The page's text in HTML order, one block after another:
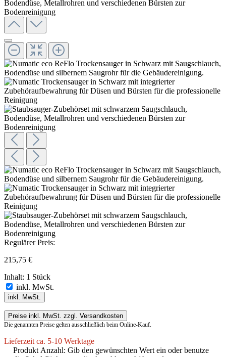
Regulärer Preis:
215,75 €
Inhalt: 1 Stück
inkl. MwSt.
inkl. MwSt.
Preise inkl. MwSt. zzgl. Versandkosten
Die genannten Preise gelten ausschließlich beim Online-Kauf.
Lieferzeit ca. 5-10 Werktage
Produkt Anzahl: Gib den gewünschten Wert ein oder benutze